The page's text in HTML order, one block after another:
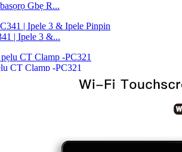
Gbẹ R...
| Ipele 3 &...
CT Clamp -PC321